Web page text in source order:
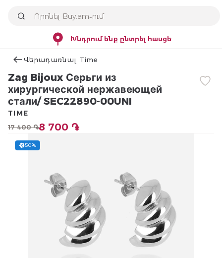
Խնդրում ենք ընտրել հասցե
Վերադառնալ Time
Zag Bijoux Серьги из
хирургической нержавеющей
стали/ SEC22890-00UNI
17 400 ֏8 700 ֏
TIME
50%